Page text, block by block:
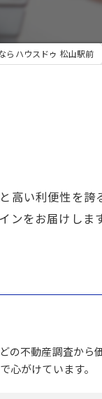
らハウスドゥ 松山駅前
い利便性を
をお届けし
不動産調査か
心がけています。